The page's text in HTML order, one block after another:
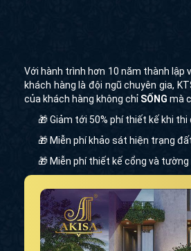
Với hành trình hơn 10 năm thành lập
khách hàng là đội ngũ chuyên gia,
của khách hàng không chỉ SỐNG mà
🎁 Giảm tới 50% phí thiết kế khi thi
🎁 Miễn phí khảo sát hiện trạng
🎁 Miễn phí thiết kế cổng và tường